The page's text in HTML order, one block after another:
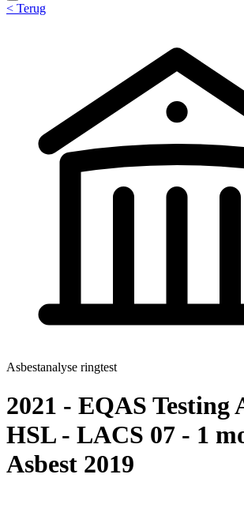
< Terug
Asbestanalyse ringtest
2021 - EQAS Testing
HSL - LACS 07 - 1
Asbest 2019